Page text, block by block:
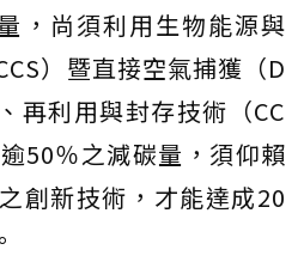
，尚須利用生物能源與
）暨直接空氣捕獲（D
再利用與封存技術（CC
50％之減碳量，須仰賴
創新技術，才能達成20